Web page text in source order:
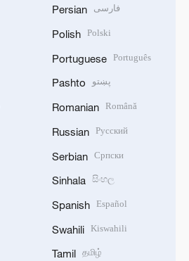
Persian فارسی
Polish Polski
Portuguese Português
Pashto پښتو
Romanian Română
Russian Русский
Serbian Српски
Sinhala සිංහල
Spanish Español
Swahili Kiswahili
Tamil தமிழ்